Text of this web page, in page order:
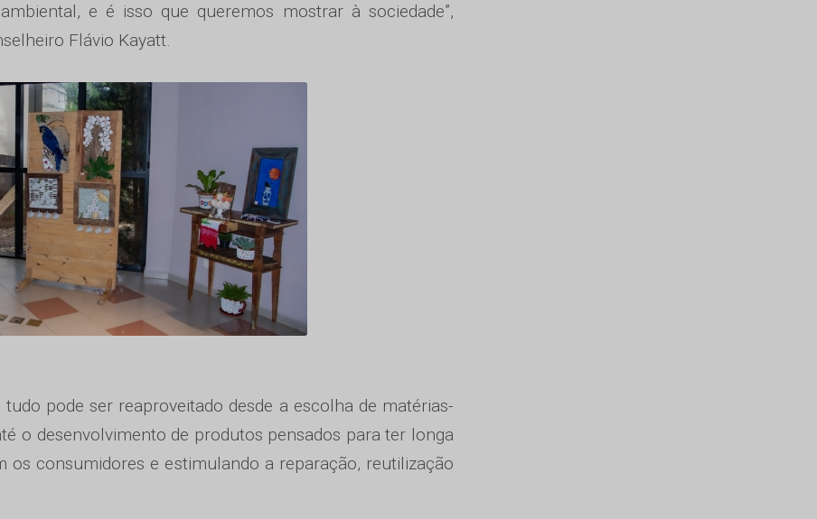
e é isso que queremos mostrar à sociedade”,
Flávio Kayatt.
pode ser reaproveitado desde a escolha de matérias-
o desenvolvimento de produtos pensados para ter longa
consumidores e estimulando a reparação, reutilização